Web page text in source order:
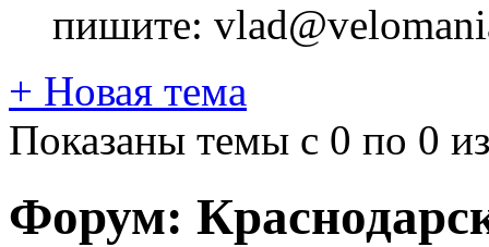
пишите:
+ Новая тема
Показаны темы с 0 по 0
Форум: